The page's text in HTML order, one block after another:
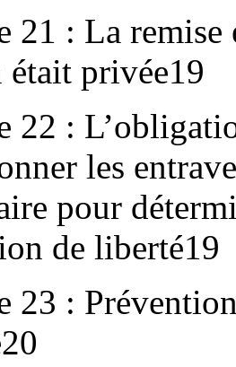
21 : La remise
était privée19
22 :
les
pour
de liberté19
23 :